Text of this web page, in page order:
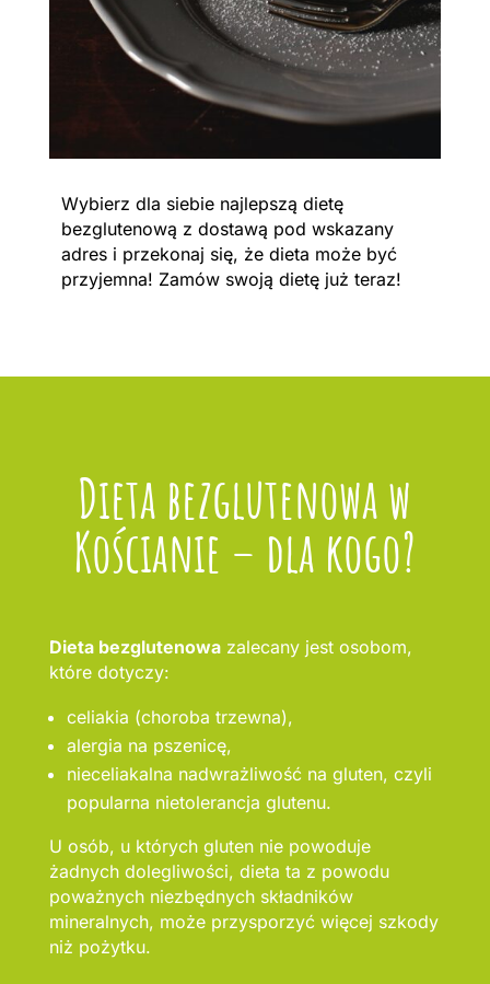
Wybierz dla siebie najlepszą dietę
bezglutenową z dostawą pod wskazany
adres i przekonaj się, że dieta może być
przyjemna! Zamów swoją dietę już teraz!
Dieta bezglutenowa w
Kościanie – dla kogo?
Dieta bezglutenowazalecany jest osobom,
które dotyczy:
celiakia (choroba trzewna),
alergia na pszenicę,
nieceliakalna nadwrażliwość na gluten, czyli
popularna nietolerancja glutenu.
U osób, u których gluten nie powoduje
żadnych dolegliwości, dieta ta z powodu
poważnych niezbędnych składników
mineralnych, może przysporzyć więcej szkody
niż pożytku.